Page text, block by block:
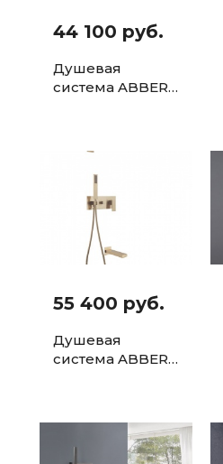
44 100 руб.
Душевая
система ABBER
черная матовая
55 400 руб.
Душевая
система ABBER
изливом, золото
матовое